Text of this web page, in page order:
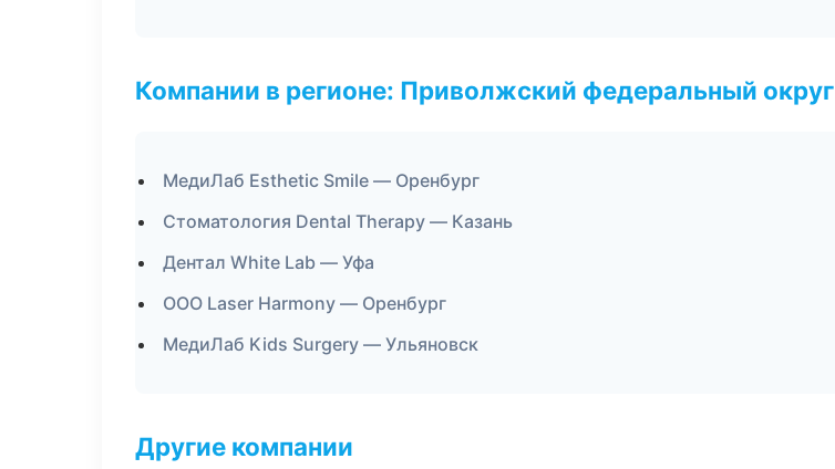
Компании в регионе: Приволжский федеральный округ
МедиЛаб Esthetic Smile — Оренбург
Стоматология Dental Therapy — Казань
Дентал White Lab — Уфа
ООО Laser Harmony — Оренбург
МедиЛаб Kids Surgery — Ульяновск
Другие компании